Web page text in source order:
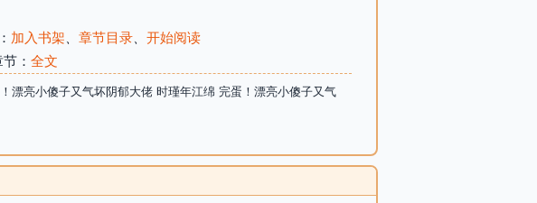
加入书架 章节目录
开始阅读
： 全文
漂亮小傻子又气坏阴郁大佬 时瑾年江绵 完蛋！漂亮小傻子又气